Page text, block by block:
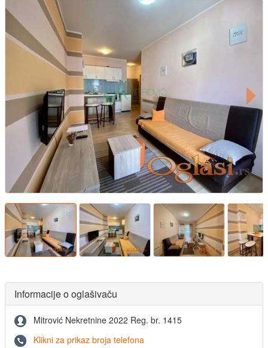
Informacije o oglašivaču
Mitrović Nekretnine 2022 Reg. br. 1415
Klikni za prikaz broja telefona